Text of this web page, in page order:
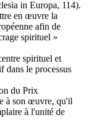
in Europa, 114).
en œuvre la
afin de
spirituel »
spirituel et
dans le processus
du Prix
à son œuvre, qu'il
à l'unité de